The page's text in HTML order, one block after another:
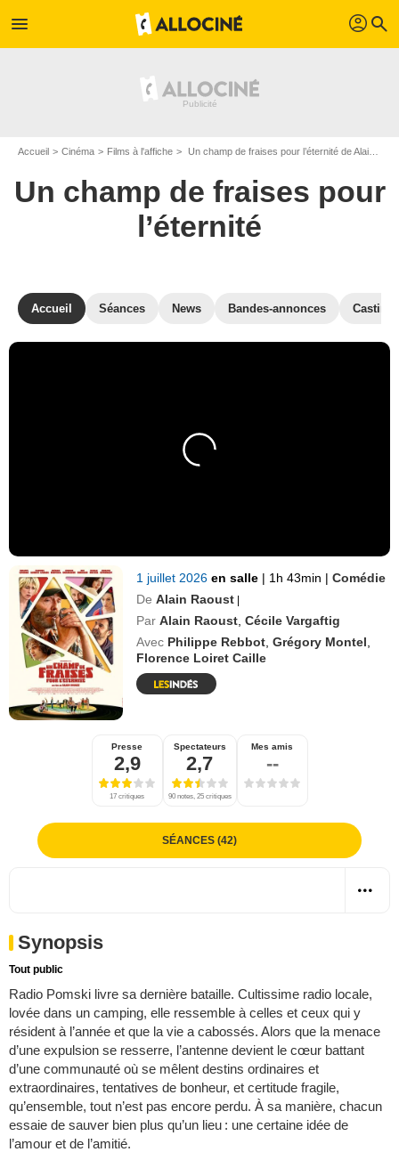
menu profil search
Accueil Cinéma Films à l'affiche Un champ de fraises pour l’éternité de Alain Raoust
Un champ de fraises pour
l’éternité
Accueil Séances News Bandes-annonces Casting
1 juillet 2026en salle | 1h 43min | Comédie
De Alain Raoust |
Par Alain Raoust ,Cécile Vargaftig
Avec Philippe Rebbot ,Grégory Montel
Florence Loiret Caille
Presse
2,9
17 critiques
Spectateurs
2,7
90 notes, 25 critiques
Mes amis
--
SÉANCES (42)
Synopsis
Tout public
Radio Pomski livre sa dernière bataille. Cultissime radio locale,
lovée dans un camping, elle ressemble à celles et ceux qui y
résident à l’année et que la vie a cabossés. Alors que la menace
d’une expulsion se resserre, l’antenne devient le cœur battant
d’une communauté où se mêlent destins ordinaires et
extraordinaires, tentatives de bonheur, et certitude fragile,
qu’ensemble, tout n’est pas encore perdu. À sa manière, chacun
essaie de sauver bien plus qu’un lieu : une certaine idée de
l’amour et de l’amitié.